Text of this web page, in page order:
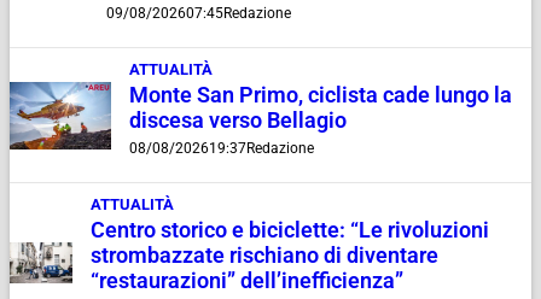
09/08/202607:45Redazione
ATTUALITÀ
Monte San Primo, ciclista cade lungo la
discesa verso Bellagio
08/08/202619:37Redazione
ATTUALITÀ
Centro storico e biciclette: “Le rivoluzioni
strombazzate rischiano di diventare
“restaurazioni” dell’inefficienza”